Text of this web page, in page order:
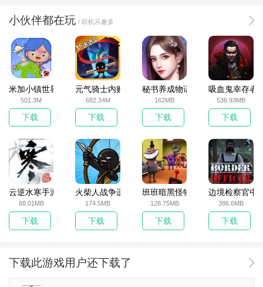
小伙伴都在玩 / 联机乐趣多
米加小镇世界2025官方版
501.3M
下载
元气骑士内购破解版
682.34M
下载
秘书养成物语
162MB
下载
吸血鬼幸存者
538.93MB
下载
云逆水寒手游
88.01MB
下载
火柴人战争遗产无敌版
174.5MB
下载
班班暗黑怪物生存挑战5
128.75MB
下载
边境检察官中
386.6MB
下载
下载此游戏用户还下载了